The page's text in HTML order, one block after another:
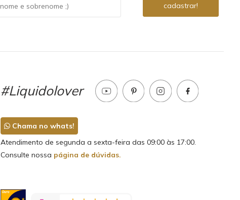
#Liquidolover
Chama no whats!
Atendimento de segunda a sexta-feira das 09:00 às 17:00.
Consulte nossa página de dúvidas.